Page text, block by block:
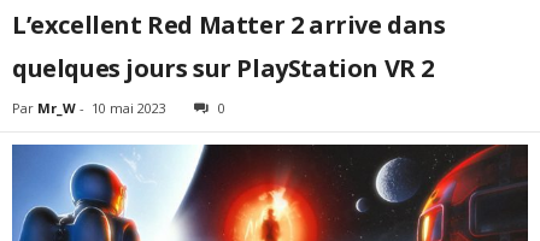
L’excellent Red Matter 2 arrive dans
quelques jours sur PlayStation VR 2
Par Mr_W - 10 mai 2023 0